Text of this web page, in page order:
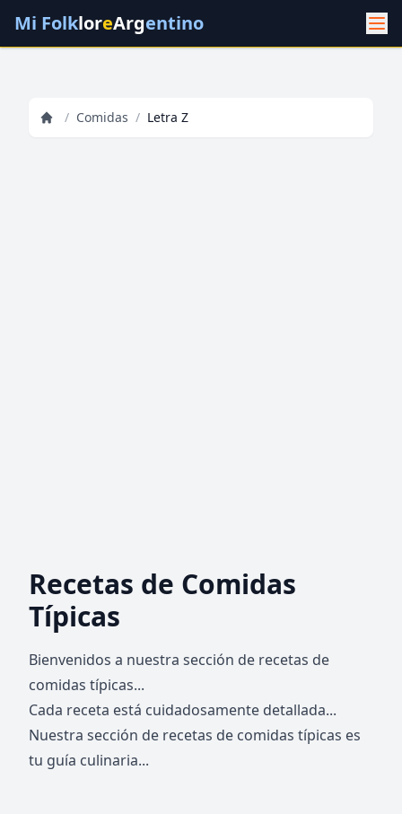
Mi FolkloreArgentino
/ Comidas / Letra Z
Recetas de Comidas
Típicas
Bienvenidos a nuestra sección de recetas de
comidas típicas...
Cada receta está cuidadosamente detallada...
Nuestra sección de recetas de comidas típicas es
tu guía culinaria...